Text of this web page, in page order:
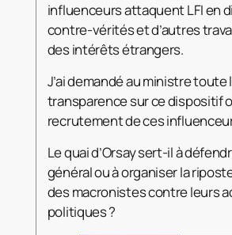
influenceurs attaquent LFI en
contre-vérités et d’autres
des intérêts étrangers.
J’ai demandé au ministre toute
transparence sur ce dispositif
recrutement de ces
Le quai d’Orsay sert-il à
général ou à organiser la
des macronistes contre leurs
politiques ?